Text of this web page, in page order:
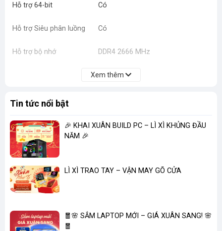
Hỗ trợ 64-bit Có
Hỗ trợ Siêu phân luồng Có
Hỗ trợ bộ nhớ DDR4 2666 MHz
2
Hỗ trợ công nghệ ảo hóa
Nhân đồ họa tích hợp Không
Phiên bản PCI Express
Số lane PCI Express N/A
TDP
Tản nhiệt Mặc định đi kèm
Xem thêm
Tin tức nổi bật
🎉 KHAI XUÂN BUILD PC – LÌ XÌ KHỦNG ĐẦU
NĂM 🎉
LÌ XÌ TRAO TAY – VẬN MAY GÕ CỬA
🧧🌸 SẮM LAPTOP MỚI – GIÁ XUÂN SANG! 🌸
🧧